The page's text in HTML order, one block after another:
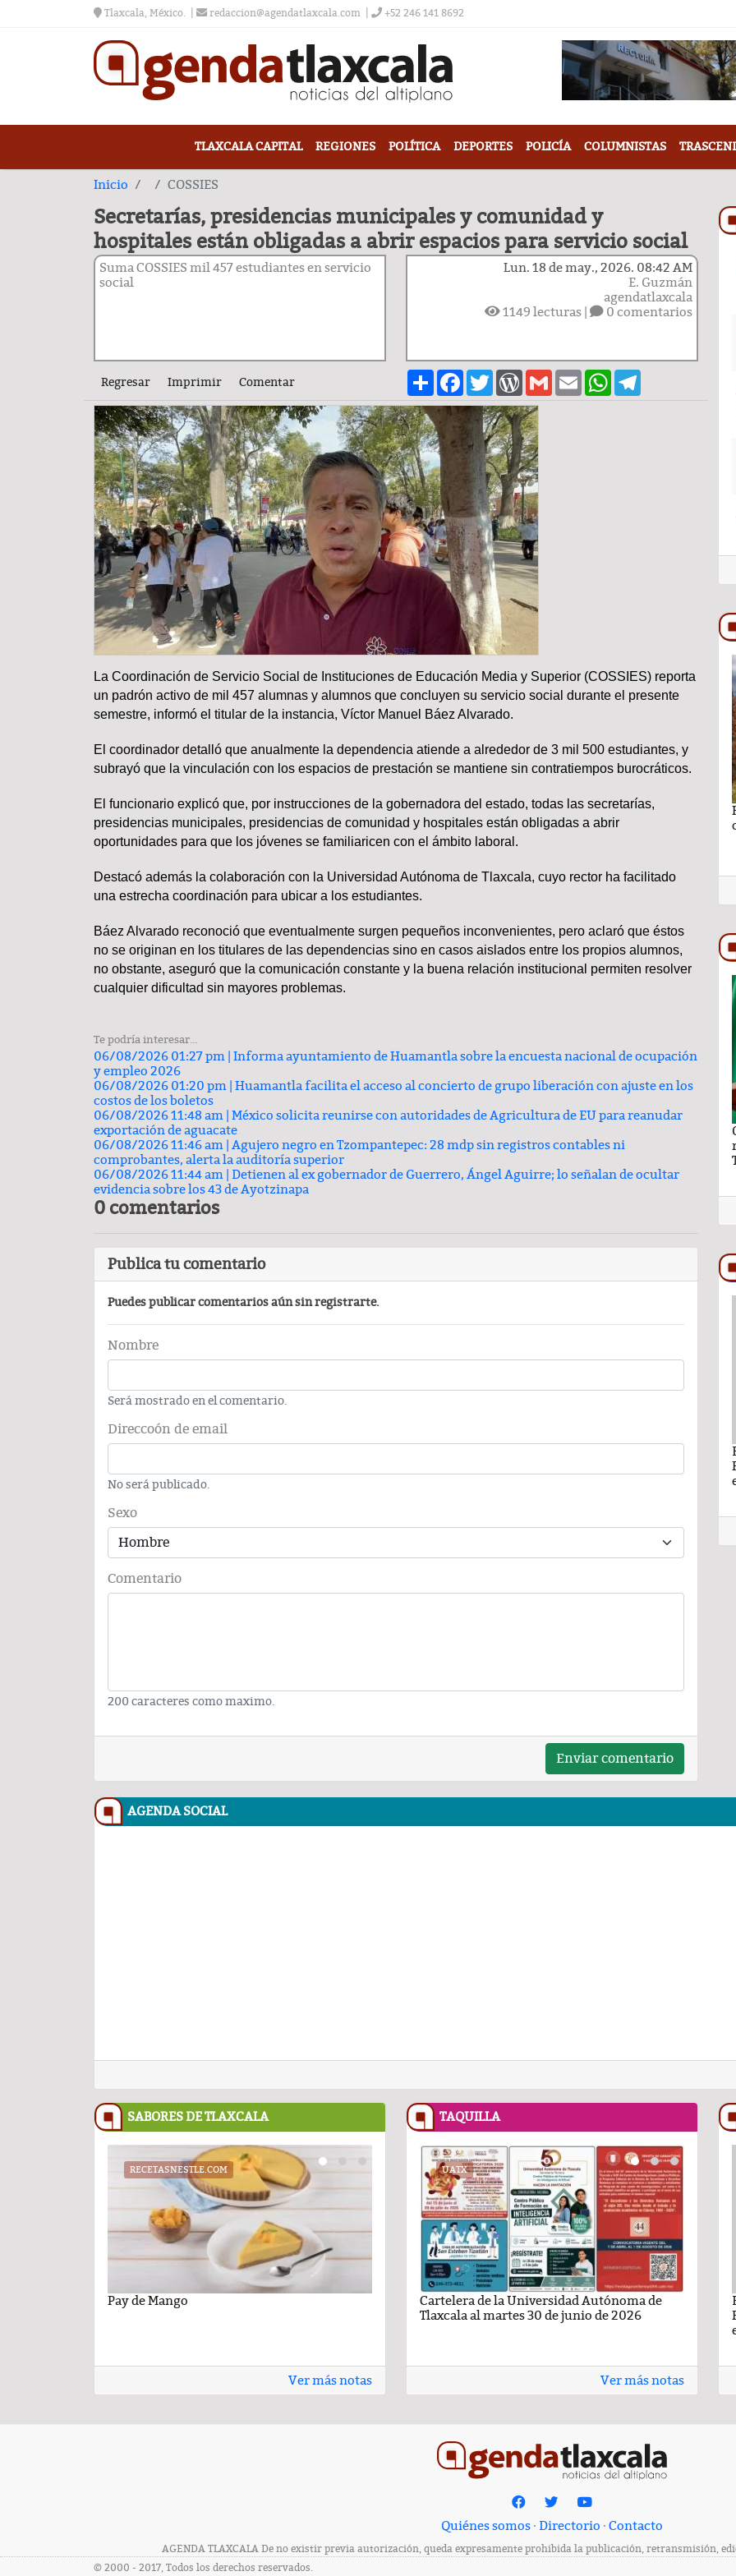
Tlaxcala, México. redaccion@agendatlaxcala.com +52 246 141 8692
TLAXCALA CAPITAL REGIONES POLÍTICA DEPORTES POLICÍA COLUMNISTAS
Inicio COSSIES
Secretarías, presidencias municipales y comunidad y
hospitales están obligadas a abrir espacios para servicio social
Suma COSSIES mil 457 estudiantes en servicio
social
Lun. 18 de may., 2026. 08:42 AM
E. Guzmán
agendatlaxcala
1149 lecturas | 0 comentarios
Regresar Imprimir Comentar ShareFacebook
TwitterWordPress
GmailEmailWhatsApp
La Coordinación de Servicio Social de Instituciones de Educación Media y Superior (COSSIES) reporta
un padrón activo de mil 457 alumnas y alumnos que concluyen su servicio social durante el presente
semestre, informó el titular de la instancia, Víctor Manuel Báez Alvarado.
El coordinador detalló que anualmente la dependencia atiende a alrededor de 3 mil 500 estudiantes, y
subrayó que la vinculación con los espacios de prestación se mantiene sin contratiempos burocráticos.
El funcionario explicó que, por instrucciones de la gobernadora del estado, todas las secretarías,
presidencias municipales, presidencias de comunidad y hospitales están obligadas a abrir
oportunidades para que los jóvenes se familiaricen con el ámbito laboral.
Destacó además la colaboración con la Universidad Autónoma de Tlaxcala, cuyo rector ha facilitado
una estrecha coordinación para ubicar a los estudiantes.
Báez Alvarado reconoció que eventualmente surgen pequeños inconvenientes, pero aclaró que éstos
no se originan en los titulares de las dependencias sino en casos aislados entre los propios alumnos,
no obstante, aseguró que la comunicación constante y la buena relación institucional permiten resolver
cualquier dificultad sin mayores problemas.
Te podría interesar...
06/08/2026 01:27 pm | Informa ayuntamiento de Huamantla sobre la encuesta nacional de ocupación
y empleo 2026
06/08/2026 01:20 pm | Huamantla facilita el acceso al concierto de grupo liberación con ajuste en los
costos de los boletos
06/08/2026 11:48 am | México solicita reunirse con autoridades de Agricultura de EU para reanudar
exportación de aguacate
06/08/2026 11:46 am | Agujero negro en Tzompantepec: 28 mdp sin registros contables ni
comprobantes, alerta la auditoría superior
06/08/2026 11:44 am | Detienen al ex gobernador de Guerrero, Ángel Aguirre; lo señalan de ocultar
evidencia sobre los 43 de Ayotzinapa
0 comentarios
Publica tu comentario
Puedes publicar comentarios aún sin registrarte.
Nombre
Será mostrado en el comentario.
Direccoón de email
No será publicado.
Sexo
Comentario
200 caracteres como maximo.
Enviar comentario
COLUMNA
Lo más valioso de un hogar no se puede
comprar
COLUMNA
Ganar sin perder lo más importante por Lic.
Rocío Hernández Castillo
Carlos Augusto Pérez y Raymundo Vázquez
Conchas, buscan venderse caro a Ana Lilia
AGENDA SOCIAL
SABORES DE TLAXCALA
RECETASNESTLE.COM
Pay de Mango
RECETASNESTLE.COM
Flan Napolitano
Carlota de
casero
Ver más notas
TAQUILLA
Autónoma de
UATX
Cartelera de la Universidad Autónoma de
UATX
Cartelera de la Universidad Autónoma de
Tlaxcala al martes 30 de junio de 2026
Ver más notas
PODCAST
Comentario por el Dr. Fernando León Nava
PODCAST
Comentario por Raul Avila Ortiz del día 22-
Enero-2026
Quiénes somos · Directorio · Contacto
AGENDA TLAXCALA De no existir previa autorización, queda expresamente prohibida la publicación, retransmisión,
© 2000 - 2017, Todos los derechos reservados.